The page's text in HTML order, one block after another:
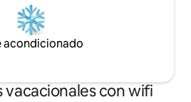
acondicionado
vacacionales con wifi